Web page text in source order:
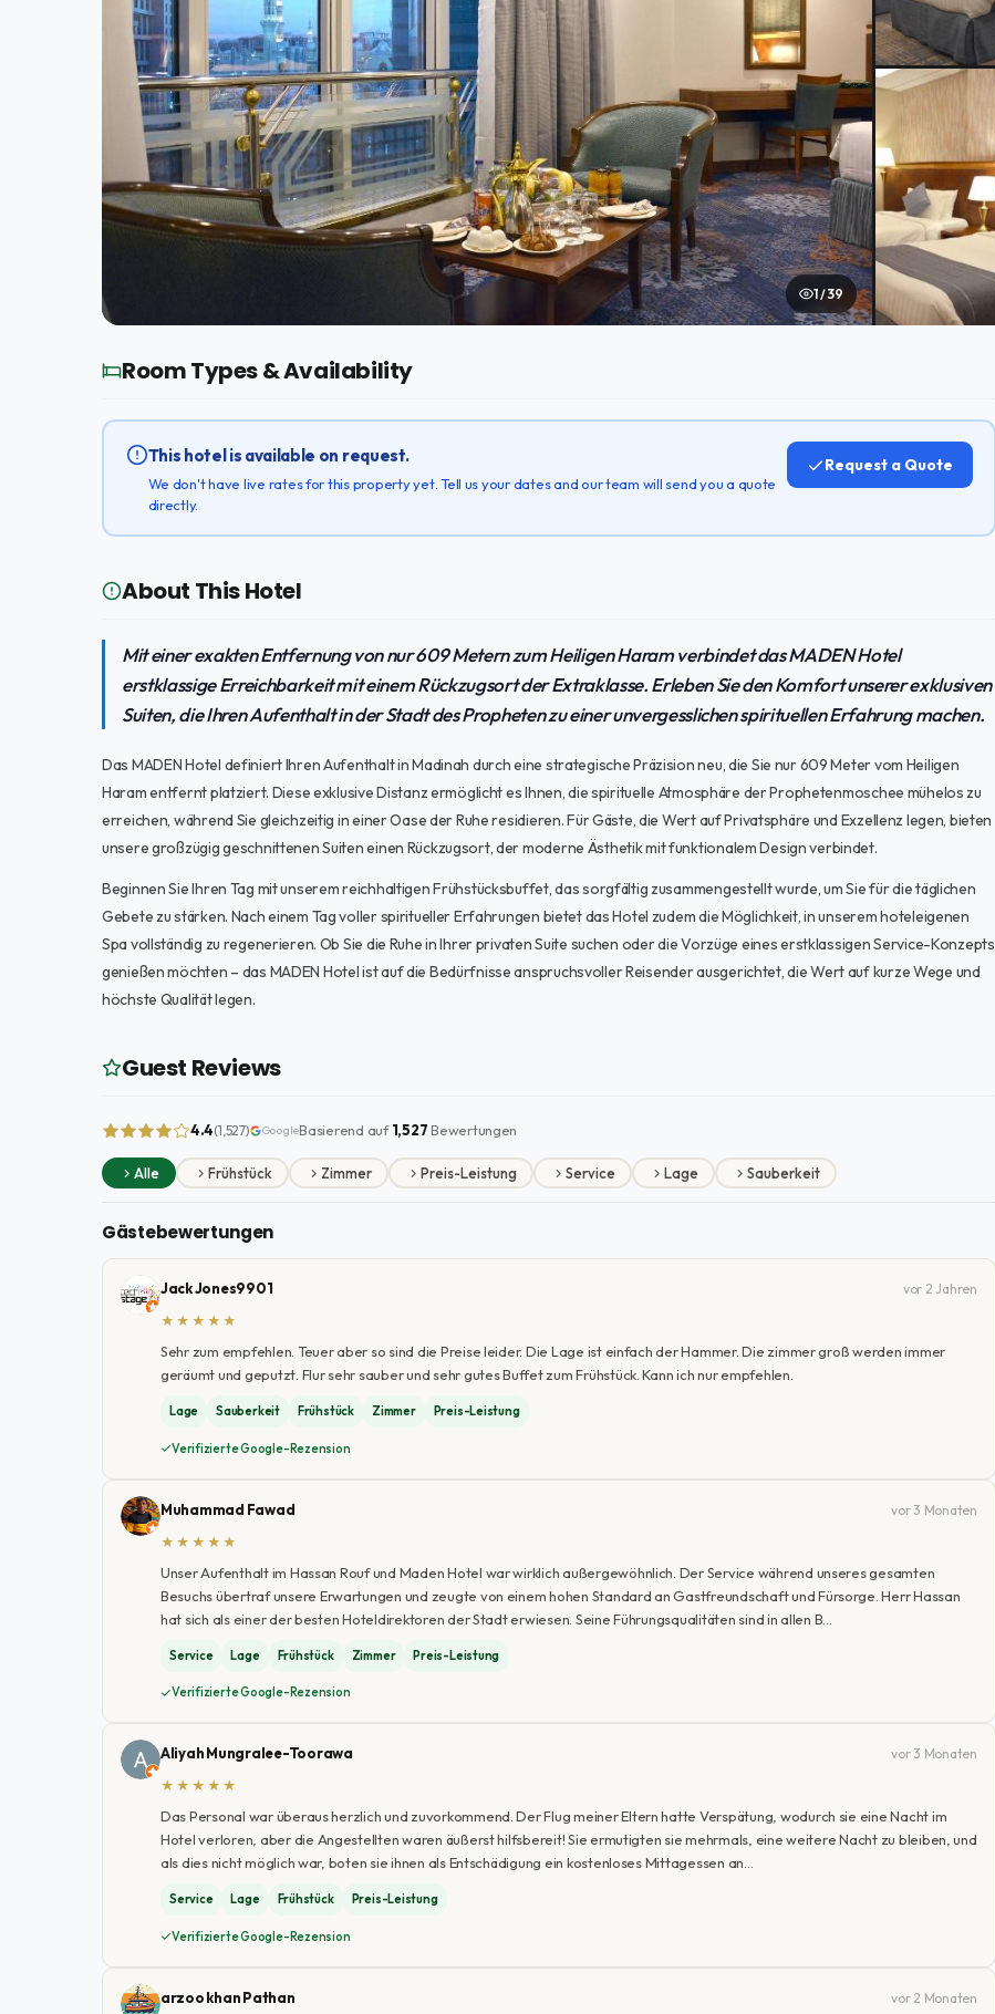
1 / 39
Room Types & Availability
This hotel is available on request.
We don't have live rates for this property yet. Tell us your dates and our team will send you a quote
directly.
Request a Quote
About This Hotel
Mit einer exakten Entfernung von nur 609 Metern zum Heiligen Haram verbindet das MADEN Hotel
erstklassige Erreichbarkeit mit einem Rückzugsort der Extraklasse. Erleben Sie den Komfort unserer exklusiven
Suiten, die Ihren Aufenthalt in der Stadt des Propheten zu einer unvergesslichen spirituellen Erfahrung machen.
Das MADEN Hotel definiert Ihren Aufenthalt in Madinah durch eine strategische Präzision neu, die Sie nur 609 Meter vom Heiligen
Haram entfernt platziert. Diese exklusive Distanz ermöglicht es Ihnen, die spirituelle Atmosphäre der Prophetenmoschee mühelos zu
erreichen, während Sie gleichzeitig in einer Oase der Ruhe residieren. Für Gäste, die Wert auf Privatsphäre und Exzellenz legen, bieten
unsere großzügig geschnittenen Suiten einen Rückzugsort, der moderne Ästhetik mit funktionalem Design verbindet.
Beginnen Sie Ihren Tag mit unserem reichhaltigen Frühstücksbuffet, das sorgfältig zusammengestellt wurde, um Sie für die täglichen
Gebete zu stärken. Nach einem Tag voller spiritueller Erfahrungen bietet das Hotel zudem die Möglichkeit, in unserem hoteleigenen
Spa vollständig zu regenerieren. Ob Sie die Ruhe in Ihrer privaten Suite suchen oder die Vorzüge eines erstklassigen Service-Konzepts
genießen möchten – das MADEN Hotel ist auf die Bedürfnisse anspruchsvoller Reisender ausgerichtet, die Wert auf kurze Wege und
höchste Qualität legen.
Guest Reviews
4.4(1,527) GoogleBasierend auf1,527Bewertungen
Alle Frühstück Zimmer Preis-Leistung Service Lage Sauberkeit
Gästebewertungen
Jack Jones9901
vor 2 Jahren
★★★★★
Sehr zum empfehlen. Teuer aber so sind die Preise leider. Die Lage ist einfach der Hammer. Die zimmer groß werden immer
geräumt und geputzt. Flur sehr sauber und sehr gutes Buffet zum Frühstück. Kann ich nur empfehlen.
Lage Sauberkeit Frühstück Zimmer Preis-Leistung
Verifizierte Google-Rezension
Muhammad Fawad
vor 3 Monaten
★★★★★
Unser Aufenthalt im Hassan Rouf und Maden Hotel war wirklich außergewöhnlich. Der Service während unseres gesamten
Besuchs übertraf unsere Erwartungen und zeugte von einem hohen Standard an Gastfreundschaft und Fürsorge. Herr Hassan
hat sich als einer der besten Hoteldirektoren der Stadt erwiesen. Seine Führungsqualitäten sind in allen B…
Service Lage Frühstück Zimmer Preis-Leistung
Verifizierte Google-Rezension
Aliyah Mungralee-Toorawa
vor 3 Monaten
★★★★★
Das Personal war überaus herzlich und zuvorkommend. Der Flug meiner Eltern hatte Verspätung, wodurch sie eine Nacht im
Hotel verloren, aber die Angestellten waren äußerst hilfsbereit! Sie ermutigten sie mehrmals, eine weitere Nacht zu bleiben, und
als dies nicht möglich war, boten sie ihnen als Entschädigung ein kostenloses Mittagessen an…
Service Lage Frühstück Preis-Leistung
Verifizierte Google-Rezension
arzoo khan Pathan
vor 2 Monaten